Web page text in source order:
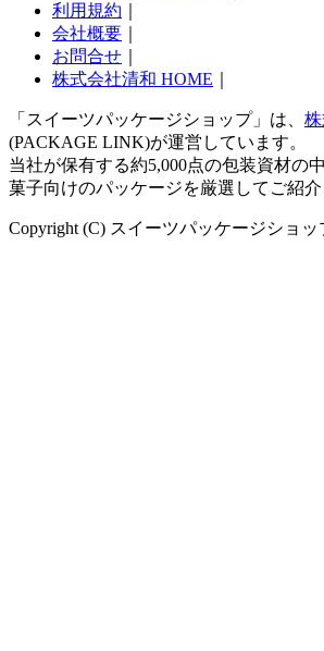
利用規約
会社概要
お問合せ
株式会社清和 HOME
「スイーツパッケージショップ」は、
(PACKAGE LINK)が運営しています。
当社が保有する約5,000点の包装資材の
菓子向けのパッケージを厳選してご紹介
Copyright (C) スイーツパッケージショッ